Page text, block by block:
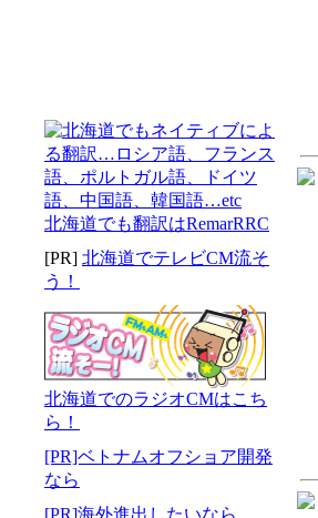
北海道でも翻訳はRemarRRC
[PR] 北海道でテレビCM流そ
う！
北海道でのラジオCMはこち
ら！
[PR]ベトナムオフショア開発
なら